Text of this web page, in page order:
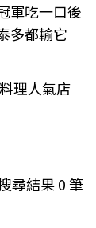
軍吃一口後
多都輸它
理人氣店
尋結果0筆